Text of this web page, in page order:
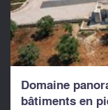
Domaine
bâtiments en